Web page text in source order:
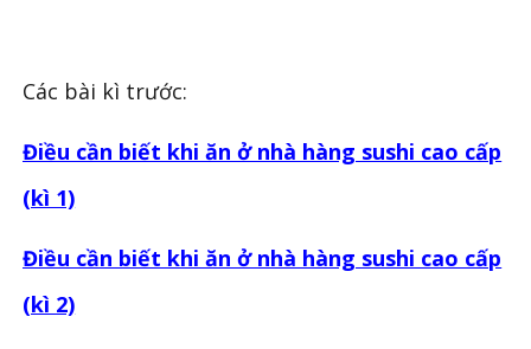
Các bài kì trước:
Điều cần biết khi ăn ở nhà hàng sushi cao cấp
(kì 1)
Điều cần biết khi ăn ở nhà hàng sushi cao cấp
(kì 2)